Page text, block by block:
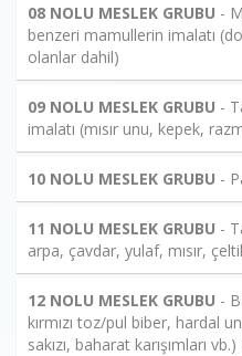
08 NOLU MESLEK GRUBU -
benzeri mamullerin imalatı
olanlar dahil)
09 NOLU MESLEK GRUBU -
imalatı (mısır unu, kepek,
10 NOLU MESLEK GRUBU -
11 NOLU MESLEK GRUBU -
arpa, çavdar, yulaf, mısır,
12 NOLU MESLEK GRUBU -
kırmızı toz/pul biber, hardal
sakızı, baharat karışımları